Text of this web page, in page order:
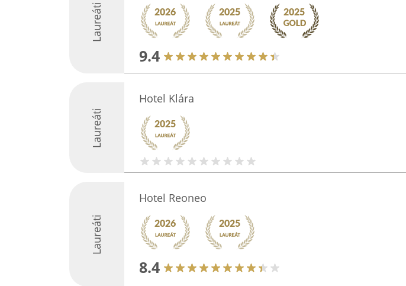
Laureáti
9.4
Laureáti
Hotel Klára
Laureáti
Hotel Reoneo
8.4